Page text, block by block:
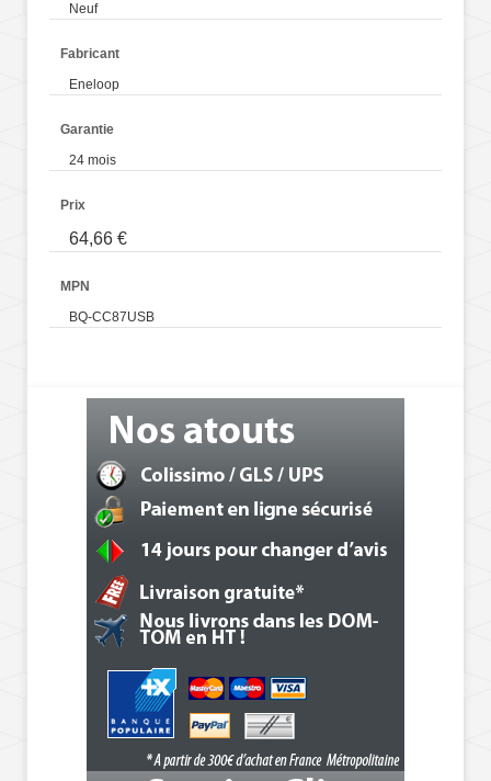
Neuf
Fabricant
Eneloop
Garantie
24 mois
Prix
64,66 €
MPN
BQ-CC87USB